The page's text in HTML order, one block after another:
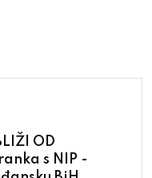
OD
s NIP -